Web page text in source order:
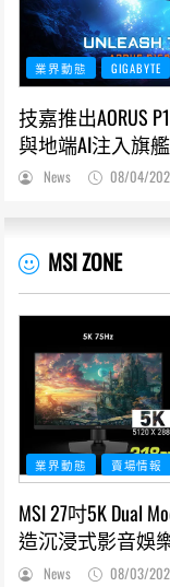
業界動態 GIGABYTE
技嘉推出AORUS
與地端AI注入旗
News 08/04/
MSI ZONE
業界動態 賣場情報
MSI 27吋5K Dual
造沉浸式影音娛
News 08/03/